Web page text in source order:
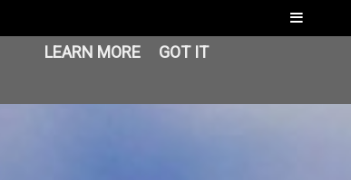
Menu
LEARN MORE GOT IT